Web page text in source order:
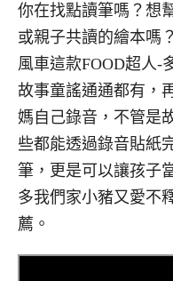
你在找點讀筆嗎？想
或親子共讀的繪本嗎
風車這款FOOD超人-
故事童謠通通都有，
媽自己錄音，不管是
些都能透過錄音貼紙
筆，更是可以讓孩子
多我們家小豬又愛不
薦。